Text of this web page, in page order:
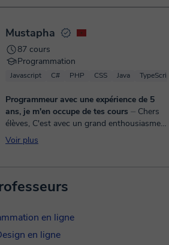
Mustapha
87 cours
Programmation
Javascript C# PHP CSS Java TypeScript
Programmeur avec une expérience de 5
ans, je m'en occupe de tes cours ⏤ Chers
élèves, C'est avec un grand enthousiasme
que je me présente à vous en tant
qu'enseignant du mathématique. Je suis un
Voir plus
en ligne
en ligne